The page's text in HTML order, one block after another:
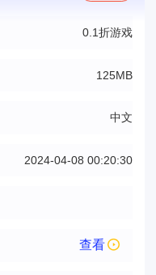
0.1折游戏
125MB
中文
2024-04-08 00:20:30
查看